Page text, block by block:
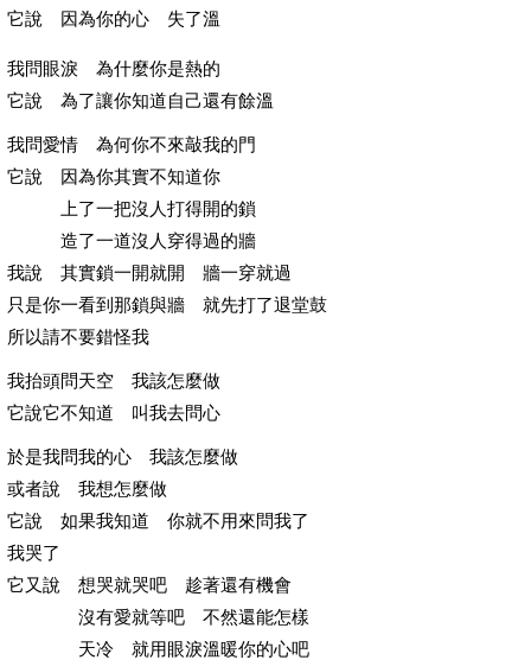
它說 因為你的心 失了溫
我問眼淚 為什麼你是熱的
它說 為了讓你知道自己還有餘溫
我問愛情 為何你不來敲我的門
它說 因為你其實不知道你
上了一把沒人打得開的鎖
造了一道沒人穿得過的牆
我說 其實鎖一開就開 牆一穿就過
只是你一看到那鎖與牆 就先打了退堂鼓
所以請不要錯怪我
我抬頭問天空 我該怎麼做
它說它不知道 叫我去問心
於是我問我的心 我該怎麼做
或者說 我想怎麼做
它說 如果我知道 你就不用來問我了
我哭了
它又說 想哭就哭吧 趁著還有機會
沒有愛就等吧 不然還能怎樣
天冷 就用眼淚溫暖你的心吧